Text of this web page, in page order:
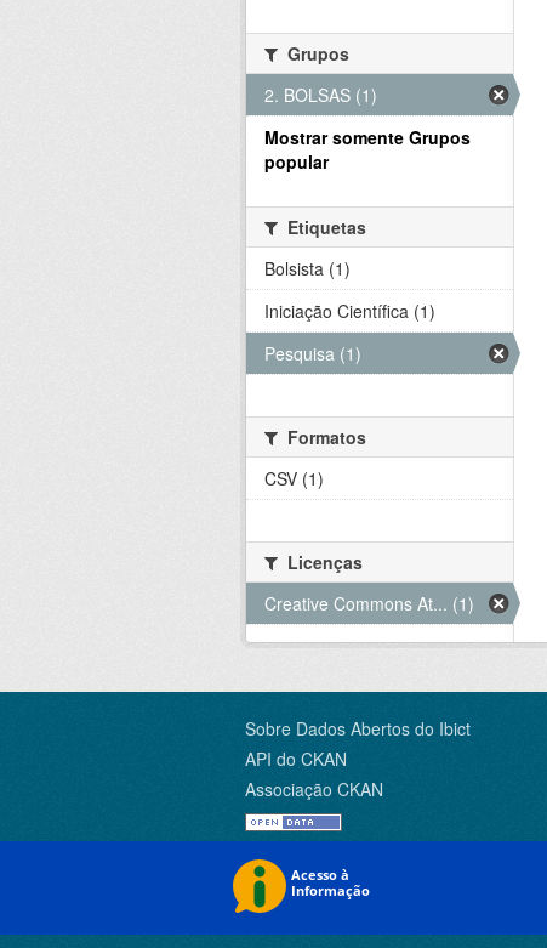
Grupos
2. BOLSAS (1)
Mostrar somente Grupos
popular
Etiquetas
Bolsista (1)
Iniciação Científica (1)
Pesquisa (1)
Formatos
CSV (1)
Licenças
Creative Commons At... (1)
Sobre Dados Abertos do Ibict
API do CKAN
Associação CKAN